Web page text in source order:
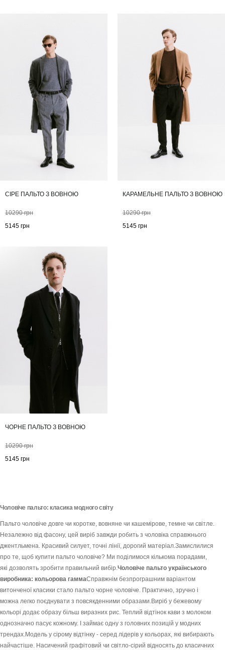
СІРЕ ПАЛЬТО З ВОВНОЮ
10290грн
5145 грн
КАРАМЕЛЬНЕ ПАЛЬТО З ВОВНОЮ
10290грн
5145 грн
ЧОРНЕ ПАЛЬТО З ВОВНОЮ
10290грн
5145 грн
Чоловіче пальто: класика модного світу
Пальто чоловіче довге чи коротке, вовняне чи кашемірове, темне чи світле.
Незалежно від фасону, цей виріб завжди робить з чоловіка справжнього
джентльмена. Красивий силует, точні лінії, дорогий матеріал.Замислилися
про те, щоб купити пальто чоловіче? Ми поділимося кількома порадами,
які дозволять зробити правильний вибір.Чоловіче пальто українського
виробника: кольорова гаммаСправжнім безпрограшним варіантом
витонченої класики стало пальто чорне чоловіче. Практично, зручно і
можна легко поєднувати з повсякденними образами.Виріб у бежевому
кольорі додає образу більш виразних рис. Теплий відтінок кави з молоком
однозначно пасує кожному. І займає одну з головних позицій у модних
трендах.Модель у сірому відтінку - серед лідерів у кольорах, які вибирають
найчастіше. Насичений графітовий чи світло-сірий відносять до класичних